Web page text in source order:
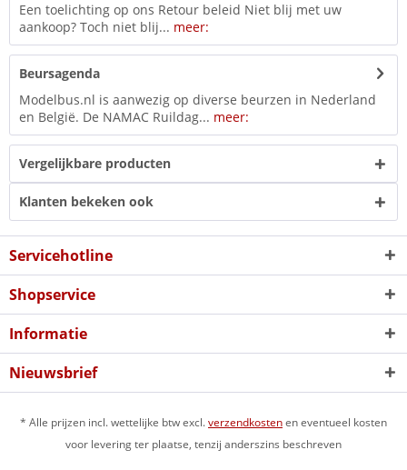
Een toelichting op ons Retour beleid Niet blij met uw
aankoop? Toch niet blij... meer:
Beursagenda
Modelbus.nl is aanwezig op diverse beurzen in Nederland
en België. De NAMAC Ruildag... meer:
Vergelijkbare producten
Klanten bekeken ook
Servicehotline
Shopservice
Informatie
Nieuwsbrief
* Alle prijzen incl. wettelijke btw excl.verzendkostenen eventueel kosten
voor levering ter plaatse, tenzij anderszins beschreven